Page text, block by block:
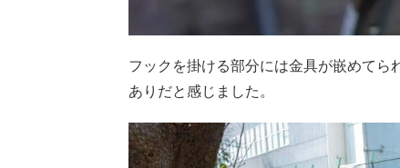
フックを掛ける部分には金具が嵌めて
ありだと感じました。